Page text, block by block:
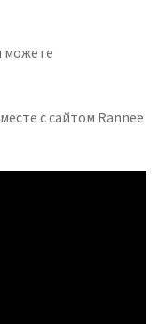
можете
с сайтом Rannee